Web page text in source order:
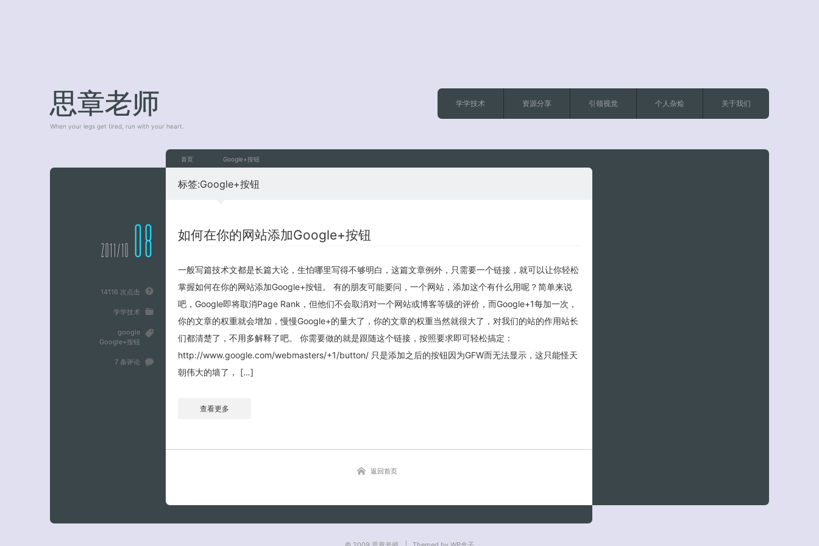
思章老师
When your legs get tired, run with your heart.
学学技术 资源分享 引领视觉 个人杂烩 关于我们
首页 Google+按钮
标签:Google+按钮
如何在你的网站添加Google+按钮
一般写篇技术文都是长篇大论，生怕哪里写得不够明白，这篇文章例外，只需要一个链接，就可以让你轻松
掌握如何在你的网站添加Google+按钮。 有的朋友可能要问，一个网站，添加这个有什么用呢？简单来说
吧，Google即将取消Page Rank，但他们不会取消对一个网站或博客等级的评价，而Google+1每加一次，
你的文章的权重就会增加，慢慢Google+的量大了，你的文章的权重当然就很大了，对我们的站的作用站长
们都清楚了，不用多解释了吧。 你需要做的就是跟随这个链接，按照要求即可轻松搞定：
http://www.google.com/webmasters/+1/button/ 只是添加之后的按钮因为GFW而无法显示，这只能怪天
朝伟大的墙了， […]
查看更多
2011/10 08
14116 次点击
学学技术
google
Google+按钮
7 条评论
返回首页
客服小美
关闭弹窗